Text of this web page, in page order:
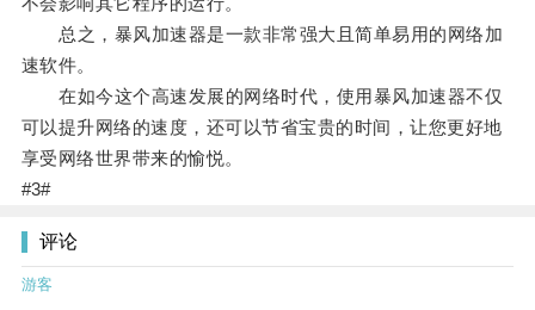
总之，暴风加速器是一款非常强大且简单易用的网络加
速软件。
在如今这个高速发展的网络时代，使用暴风加速器不仅
可以提升网络的速度，还可以节省宝贵的时间，让您更好地
享受网络世界带来的愉悦。
#3#
评论
游客